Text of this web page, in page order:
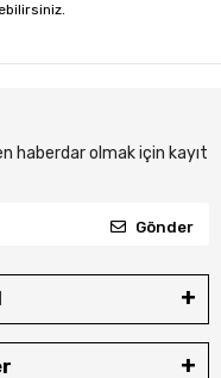
haberdar olmak için kayıt
Gönder